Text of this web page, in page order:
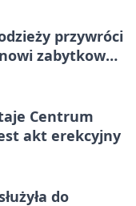
przywróci
zabytkowy
Centrum
akt erekcyjny
do